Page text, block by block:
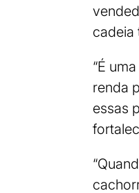
cadeia
“É
renda
essas